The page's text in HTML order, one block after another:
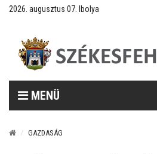
2026. augusztus 07. Ibolya
MENÜ
GAZDASÁG